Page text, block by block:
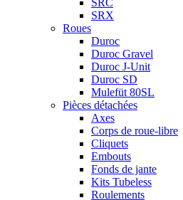
SRX
Roues
Duroc
Duroc Gravel
Duroc J-Unit
Duroc SD
Mulefüt 80SL
Pièces détachées
Axes
Corps de roue-libre
Cliquets
Embouts
Fonds de jante
Kits Tubeless
Roulements